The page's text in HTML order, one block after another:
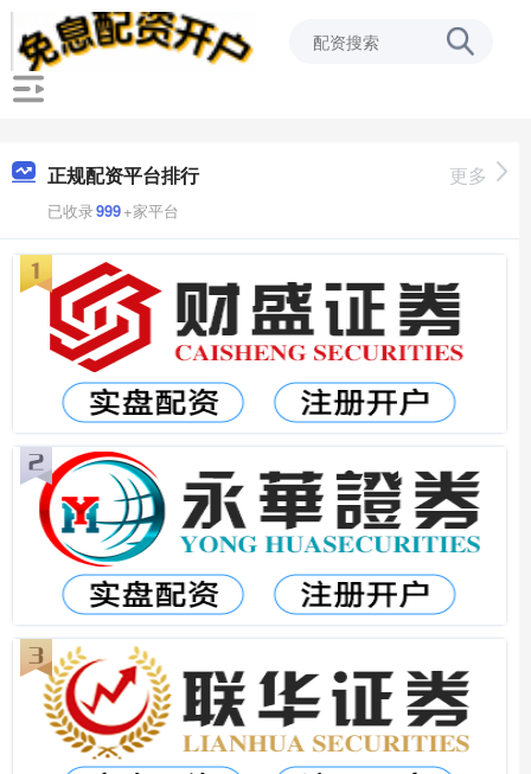
正规配资平台排行
已收录999+家平台
更多